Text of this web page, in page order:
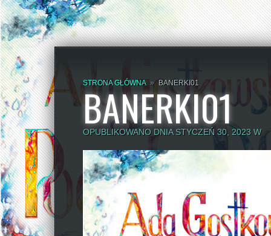
STRONA GŁÓWNA » BANERKI01
BANERKI01
OPUBLIKOWANO DNIA STYCZEŃ 30, 2023 W